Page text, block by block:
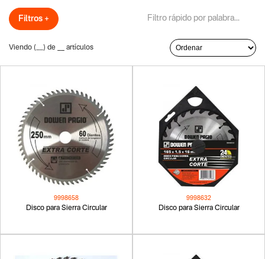
Filtros +
Viendo ( ) de artículos
Disco para Sierra Circular
9998658
Disco para Sierra Circular
9998632